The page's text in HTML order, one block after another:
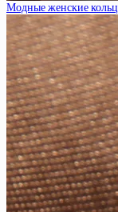
Модные женские